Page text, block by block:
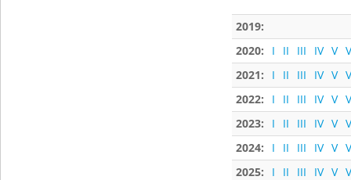
2019:
2020:
I II III IV V
2021:
I II III IV V
2022:
I II III IV V
2023:
I II III IV V
2024:
I II III IV V
2025:
I II III IV V